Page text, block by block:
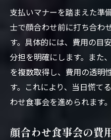
支払いマナーを踏まえた準
士で顔合わせ前に打ち合わ
す。具体的には、費用の目
分担を明確にします。また
を複数取得し、費用の透明
す。これにより、当日慌て
わせ食事会を進められます。
顔合わせ食事会の費